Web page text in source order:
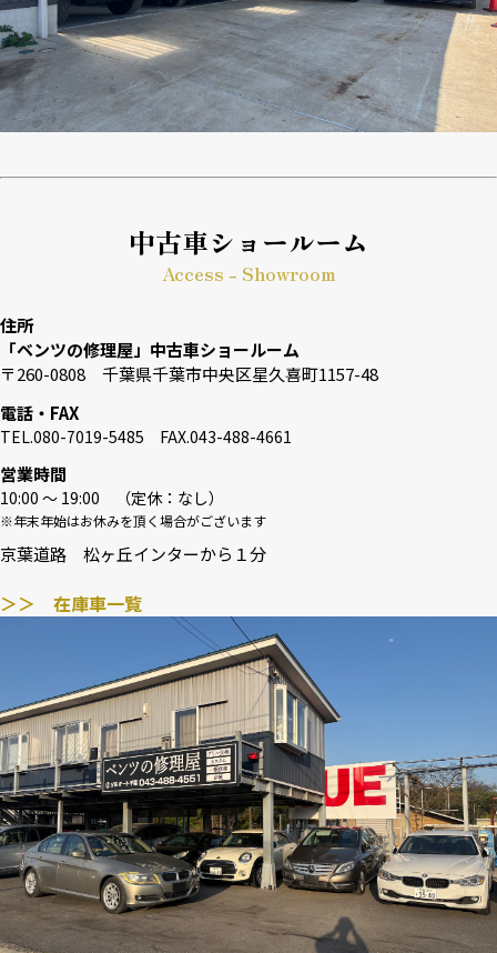
中古車ショールーム
Access - Showroom
住所
「ベンツの修理屋」中古車ショールーム
〒260-0808 千葉県千葉市中央区星久喜町1157-48
電話・FAX
TEL.080-7019-5485 FAX.043-488-4661
営業時間
10:00 〜 19:00 （定休：なし）
※年末年始はお休みを頂く場合がございます
京葉道路 松ヶ丘インターから１分
＞＞ 在庫車一覧